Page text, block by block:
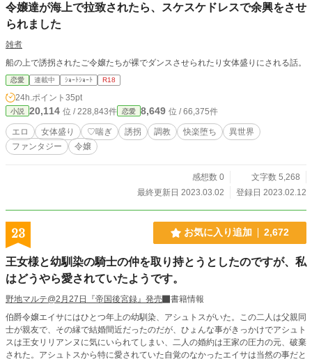
令嬢達が海上で拉致されたら、スケスケドレスで余興をさせ
られました
雑煮
船の上で誘拐されたご令嬢たちが裸でダンスさせられたり女体盛りにされる話。
恋愛 連載中 ｼｮｰﾄｼｮｰﾄ R18
24h.ポイント 35pt
小説 20,114 位 / 228,843件 恋愛 8,649 位 / 66,375件
エロ 女体盛り ♡喘ぎ 誘拐 調教 快楽堕ち
異世界
ファンタジー
令嬢
感想数 0
文字数 5,268
最終更新日 2023.03.02
登録日 2023.02.12
23 お気に入り追加 2,672
王女様と幼馴染の騎士の仲を取り持とうとしたのですが、私
はどうやら愛されていたようです。
野地マルテ@2月27日『帝国後宮録』発売
書籍情報
伯爵令嬢エイサにはひとつ年上の幼馴染、アシュトスがいた。この二人は父親同
士が親友で、その縁で結婚間近だったのだが、ひょんな事がきっかけでアシュト
スは王女リリアンヌに気にいられてしまい、二人の婚約は王家の圧力の元、破棄
された。アシュトスから特に愛されていた自覚のなかったエイサは当然の事だと